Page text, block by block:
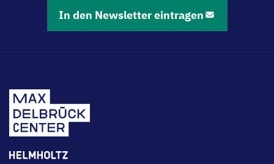
In den Newsletter eintragen